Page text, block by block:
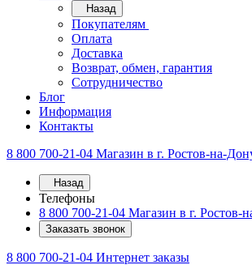
Назад
Покупателям
Оплата
Доставка
Возврат, обмен, гарантия
Сотрудничество
Блог
Информация
Контакты
8 800 700-21-04 Магазин в г. Ростов-на-
Назад
Телефоны
8 800 700-21-04 Магазин в г. Ростов-
Заказать звонок
8 800 700-21-04 Интернет заказы